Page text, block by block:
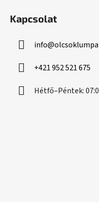
Kapcsolat
info@
+421 952 521 675
Hétfő–Péntek: